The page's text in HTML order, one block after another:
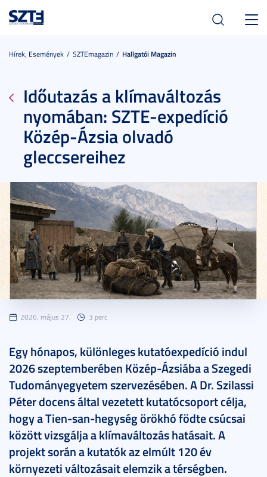
Hírek, Események SZTEmagazin Hallgatói Magazin
Időutazás a klímaváltozás
nyomában: SZTE-expedíció
Közép-Ázsia olvadó
gleccsereihez
2026. május 27. 3 perc
Egy hónapos, különleges kutatóexpedíció indul
2026 szeptemberében Közép-Ázsiába a Szegedi
Tudományegyetem szervezésében. A Dr. Szilassi
Péter docens által vezetett kutatócsoport célja,
hogy a Tien-san-hegység örökhó födte csúcsai
között vizsgálja a klímaváltozás hatásait. A
projekt során a kutatók az elmúlt 120 év
környezeti változásait elemzik a térségben.